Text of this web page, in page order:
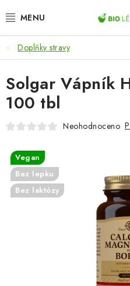
na
AKCE
DOPLŇKY STRAVY
PŘÍRODNÍ KOSMETIKA
ZDRAVÉ POTRAVINY
ZDRAVOTNÍ OKRUHY
Doplňky stravy
Solgar Vápník
100 tbl
Neohodnoceno
Vegan
Bez lepku
Bez laktózy